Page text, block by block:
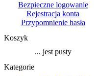
Bezpieczne logowanie
Rejestracja konta
Przypomnienie hasła
Koszyk
... jest pusty
Kategorie